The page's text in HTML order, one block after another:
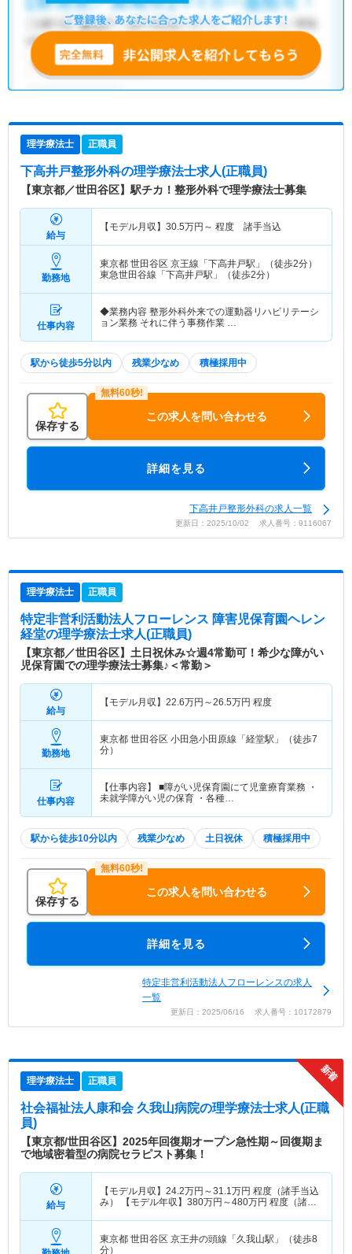
理学療法士 正職員
下高井戸整形外科の理学療法士求人(正職員)
【東京都／世田谷区】駅チカ！整形外科で理学療法士募集
給与
【モデル月収】 30.5万円～ 程度 諸手当込
勤務地
東京都 世田谷区 京王線「下高井戸駅」（徒歩2分）
東急世田谷線「下高井戸駅」（徒歩2分）
仕事内容
◆業務内容 整形外科外来での運動器リハビリテーシ
ョン業務 それに伴う事務作業 …
駅から徒歩5分以内 残業少なめ 積極採用中
保存する
この求人を問い合わせる
詳細を見る
下高井戸整形外科の求人一覧
更新日：2025/10/02 求人番号：9116067
理学療法士 正職員
特定非営利活動法人フローレンス 障害児保育園ヘレン
経堂の理学療法士求人(正職員)
【東京都／世田谷区】土日祝休み☆週4常勤可！希少な障がい
児保育園での理学療法士募集♪＜常勤＞
給与
【モデル月収】 22.6万円～26.5万円 程度
勤務地
東京都 世田谷区 小田急小田原線「経堂駅」（徒歩7
分）
仕事内容
【仕事内容】 ■障がい児保育園にて児童療育業務 ・
未就学障がい児の保育 ・各種…
駅から徒歩10分以内 残業少なめ 土日祝休 積極採用中
保存する
この求人を問い合わせる
詳細を見る
特定非営利活動法人フローレンスの求人
一覧
更新日：2025/06/16 求人番号：10172879
理学療法士 正職員
社会福祉法人康和会 久我山病院の理学療法士求人(正職
員)
【東京都/世田谷区】2025年回復期オープン急性期～回復期ま
で地域密着型の病院セラピスト募集！
給与
【モデル月収】 24.2万円～31.1万円 程度（諸手当込
み） 【モデル年収】 380万円～480万円 程度（諸手
東京都 世田谷区 京王井の頭線「久我山駅」（徒歩8
分）